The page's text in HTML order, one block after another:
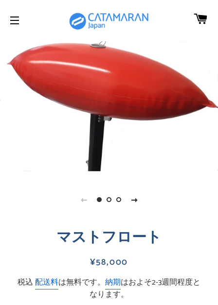
マストフロート
通
価
格
販
価
格
¥58,000
税込配送料は無料です。 納期はおよそ2-3週間程度と
なります。